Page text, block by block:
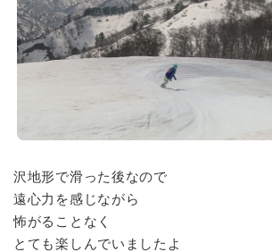
沢地形で滑った後なので
遠心力を感じながら
怖がることなく
とても楽しんでいましたよ